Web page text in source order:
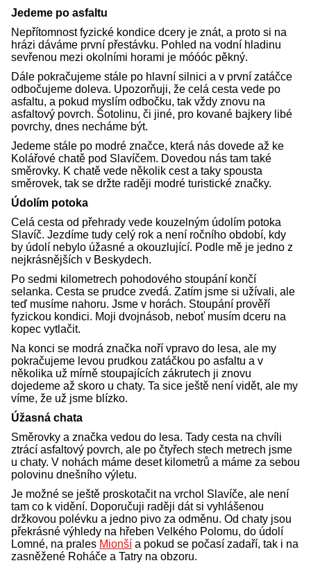
Jedeme po asfaltu
Nepřítomnost fyzické kondice dcery je znát, a proto si na
hrázi dáváme první přestávku. Pohled na vodní hladinu
sevřenou mezi okolními horami je móóóc pěkný.
Dále pokračujeme stále po hlavní silnici a v první zatáčce
odbočujeme doleva. Upozorňuji, že celá cesta vede po
asfaltu, a pokud myslím odbočku, tak vždy znovu na
asfaltový povrch. Šotolinu, či jiné, pro kované bajkery libé
povrchy, dnes necháme být.
Jedeme stále po modré značce, která nás dovede až ke
Kolářové chatě pod Slavíčem. Dovedou nás tam také
směrovky. K chatě vede několik cest a taky spousta
směrovek, tak se držte raději modré turistické značky.
Údolím potoka
Celá cesta od přehrady vede kouzelným údolím potoka
Slavíč. Jezdíme tudy celý rok a není ročního období, kdy
by údolí nebylo úžasné a okouzlující. Podle mě je jedno z
nejkrásnějších v Beskydech.
Po sedmi kilometrech pohodového stoupání končí
selanka. Cesta se prudce zvedá. Zatím jsme si užívali, ale
teď musíme nahoru. Jsme v horách. Stoupání prověří
fyzickou kondici. Moji dvojnásob, neboť musím dceru na
kopec vytlačit.
Na konci se modrá značka noří vpravo do lesa, ale my
pokračujeme levou prudkou zatáčkou po asfaltu a v
několika už mírně stoupajících zákrutech ji znovu
dojedeme až skoro u chaty. Ta sice ještě není vidět, ale my
víme, že už jsme blízko.
Úžasná chata
Směrovky a značka vedou do lesa. Tady cesta na chvíli
ztrácí asfaltový povrch, ale po čtyřech stech metrech jsme
u chaty. V nohách máme deset kilometrů a máme za sebou
polovinu dnešního výletu.
Je možné se ještě proskotačit na vrchol Slavíče, ale není
tam co k vidění. Doporučuji raději dát si vyhlášenou
držkovou polévku a jedno pivo za odměnu. Od chaty jsou
překrásné výhledy na hřeben Velkého Polomu, do údolí
Lomné, na prales Mionší a pokud se počasí zadaří, tak i na
zasněžené Roháče a Tatry na obzoru.